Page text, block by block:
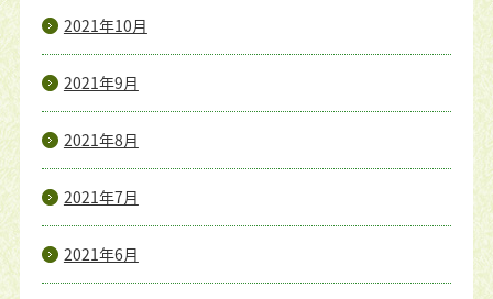
2021年10月
2021年9月
2021年8月
2021年7月
2021年6月